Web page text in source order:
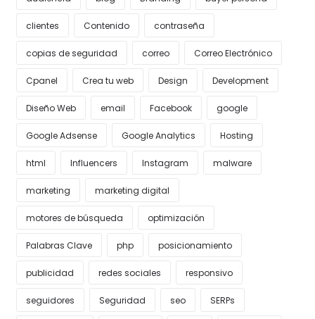
clientes Contenido contraseña
copias de seguridad correo Correo Electrónico
Cpanel Crea tu web Design Development
Diseño Web email Facebook google
Google Adsense Google Analytics Hosting
html Influencers Instagram malware
marketing marketing digital
motores de búsqueda optimización
Palabras Clave php posicionamiento
publicidad redes sociales responsivo
seguidores Seguridad seo SERPs